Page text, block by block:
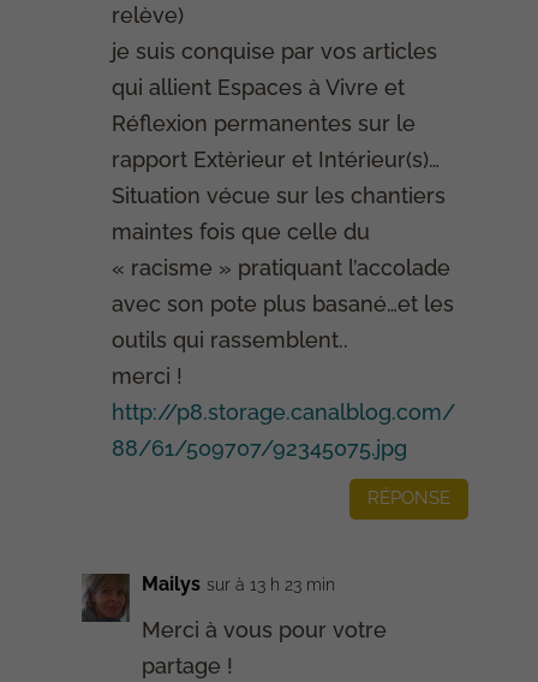
relève)
je suis conquise par vos articles
qui allient Espaces à Vivre et
Réflexion permanentes sur le
rapport Extèrieur et Intérieur(s)…
Situation vécue sur les chantiers
maintes fois que celle du
« racisme » pratiquant l’accolade
avec son pote plus basané…et les
outils qui rassemblent..
merci !
http://p8.storage.canalblog.com/
88/61/509707/92345075.jpg
RÉPONSE
Mailys sur à 13 h 23 min
Merci à vous pour votre
partage !